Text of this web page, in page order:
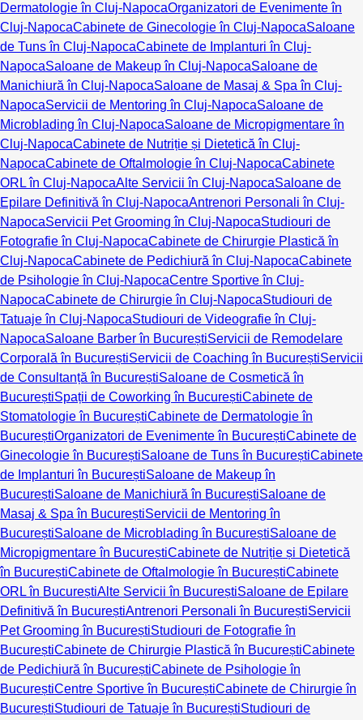
Dermatologie în Cluj-NapocaOrganizatori de Evenimente în
Cluj-NapocaCabinete de Ginecologie în Cluj-NapocaSaloane
de Tuns în Cluj-NapocaCabinete de Implanturi în Cluj-
NapocaSaloane de Makeup în Cluj-NapocaSaloane de
Manichiură în Cluj-NapocaSaloane de Masaj & Spa în Cluj-
NapocaServicii de Mentoring în Cluj-NapocaSaloane de
Microblading în Cluj-NapocaSaloane de Micropigmentare în
Cluj-NapocaCabinete de Nutriție și Dietetică în Cluj-
NapocaCabinete de Oftalmologie în Cluj-NapocaCabinete
ORL în Cluj-NapocaAlte Servicii în Cluj-NapocaSaloane de
Epilare Definitivă în Cluj-NapocaAntrenori Personali în Cluj-
NapocaServicii Pet Grooming în Cluj-NapocaStudiouri de
Fotografie în Cluj-NapocaCabinete de Chirurgie Plastică în
Cluj-NapocaCabinete de Pedichiură în Cluj-NapocaCabinete
de Psihologie în Cluj-NapocaCentre Sportive în Cluj-
NapocaCabinete de Chirurgie în Cluj-NapocaStudiouri de
Tatuaje în Cluj-NapocaStudiouri de Videografie în Cluj-
NapocaSaloane Barber în BucureștiServicii de Remodelare
Corporală în BucureștiServicii de Coaching în BucureștiServicii
de Consultanță în BucureștiSaloane de Cosmetică în
BucureștiSpații de Coworking în BucureștiCabinete de
Stomatologie în BucureștiCabinete de Dermatologie în
BucureștiOrganizatori de Evenimente în BucureștiCabinete de
Ginecologie în BucureștiSaloane de Tuns în BucureștiCabinete
de Implanturi în BucureștiSaloane de Makeup în
BucureștiSaloane de Manichiură în BucureștiSaloane de
Masaj & Spa în BucureștiServicii de Mentoring în
BucureștiSaloane de Microblading în BucureștiSaloane de
Micropigmentare în BucureștiCabinete de Nutriție și Dietetică
în BucureștiCabinete de Oftalmologie în BucureștiCabinete
ORL în BucureștiAlte Servicii în BucureștiSaloane de Epilare
Definitivă în BucureștiAntrenori Personali în BucureștiServicii
Pet Grooming în BucureștiStudiouri de Fotografie în
BucureștiCabinete de Chirurgie Plastică în BucureștiCabinete
de Pedichiură în BucureștiCabinete de Psihologie în
BucureștiCentre Sportive în BucureștiCabinete de Chirurgie în
BucureștiStudiouri de Tatuaje în BucureștiStudiouri de